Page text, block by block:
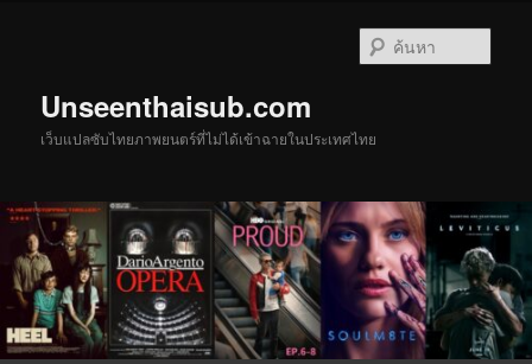
Unseenthaisub.com
เว็บแปลซับไทยภาพยนตร์ที่ไม่ได้เข้าฉายในประเทศไทย